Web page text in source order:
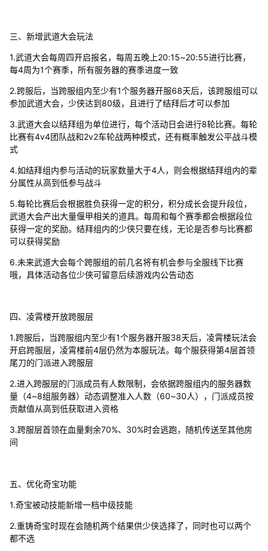
三、新增武道大会玩法
1.武道大会每周四开启报名，每周五晚上20:15~20:55进行比赛，
每4周为1个赛季，所有服务器的赛季进度一致
2.跨服后，当跨服组内至少有1个服务器开服68天后，该跨服组可以
参加武道大会，少侠达到80级，且进行了结拜后才可以参加
3.武道大会以结拜组为单位进行，每个活动日会进行8轮比赛。每轮
比赛有4v4团队战和2v2车轮战两种模式，还有概率触发公平战斗模
式
4.如结拜组内参与活动的玩家数量大于4人，则会根据结拜组内的辈
分属性从高到低参与战斗
5.每轮比赛后会根据胜负获得一定的积分，积分成长会提升段位，
武道大会产出大量偃甲相关的道具。每周和每个赛季都会根据段位
获得一定的奖励。结拜组内的少侠只要在线，无论是否参与比赛都
可以获得奖励
6.未来武道大会每个跨服组的前几名将有机会参与全服线下比赛
哦，具体活动各位少侠可留意后续游戏内公告动态
四、凌霄楼开放跨服层
1.跨服后，当跨服组内至少有1个服务器开服38天后，凌霄楼玩法会
开启跨服层，凌霄楼前4层仍然为本服玩法。每个服获得第4层首领
尾刀的门派进入跨服层
2.进入跨服层的门派成员有人数限制，会依据跨服组内的服务器数
量（4~8组服务器）动态调整准入人数（60~30人），门派成员按
贡献值从高到低获取进入资格
3.跨服层首领在血量剩余70%、30%时会逃跑，随机传送至其他房
间
五、优化奇宝功能
1.奇宝被动技能新增一档中级技能
2.重铸奇宝时现在会随机两个结果供少侠选择了，同时也可以两个
都不选